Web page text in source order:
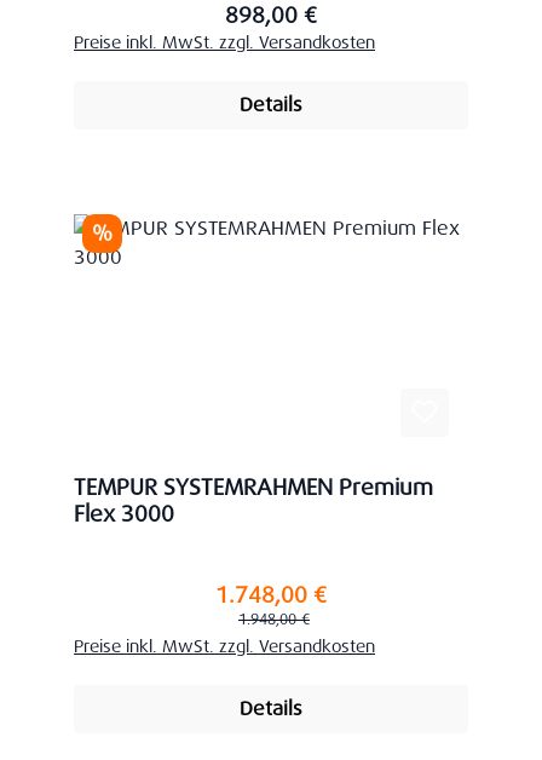
898,00 €
Preise inkl. MwSt. zzgl. Versandkosten
Details
Rabatt
%
TEMPUR SYSTEMRAHMEN Premium
Flex 3000
Verkaufspreis:1.748,00 €
Regulärer Preis:
1.948,00 €
Preise inkl. MwSt. zzgl. Versandkosten
Details